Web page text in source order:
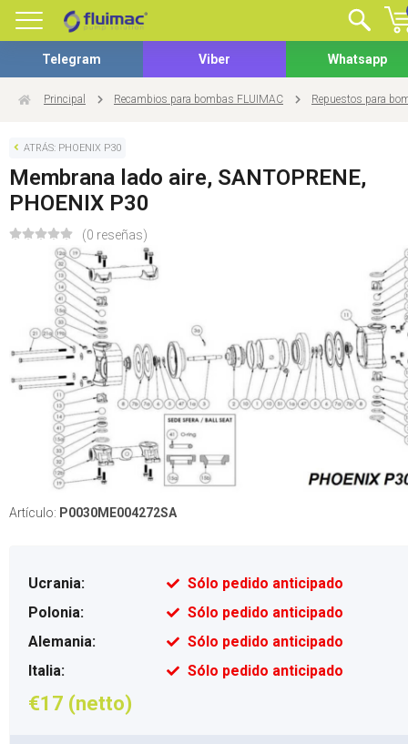
Telegram Viber Whatsapp
Principal Recambios para bombas FLUIMAC Repuestos para
ATRÁS: PHOENIX P30
Membrana lado aire, SANTOPRENE,
PHOENIX P30
(0 reseñas)
Artículo: P0030ME004272SA
Ucrania:
Sólo pedido anticipado
Polonia:
Sólo pedido anticipado
Alemania:
Sólo pedido anticipado
Italia:
Sólo pedido anticipado
€17 (netto)